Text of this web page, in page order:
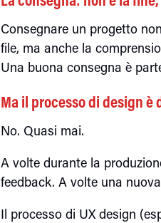
Consegnare un progetto
file, ma anche la
Una buona consegna è
Ma il processo di design è
No. Quasi mai.
A volte durante la
feedback. A volte una
Il processo di UX design